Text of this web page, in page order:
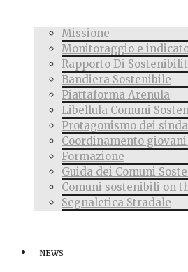
Missione
Monitoraggio e
Rapporto Di
Bandiera Sostenibile
Piattaforma Arenula
Libellula Comuni
Protagonismo dei
Coordinamento giovani
Formazione
Guida dei Comuni
Comuni sostenibili on
Segnaletica Stradale
NEWS